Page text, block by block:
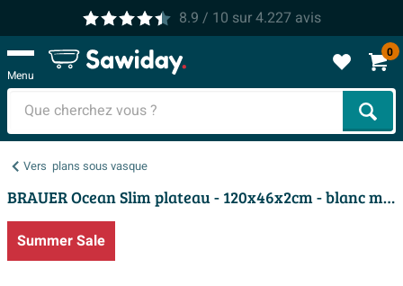
8.9 / 10 sur4.227 avis
Menu
0
Vers plans sous vasque
BRAUER Ocean Slim plateau - 120x46x2cm - blanc mat
Summer Sale